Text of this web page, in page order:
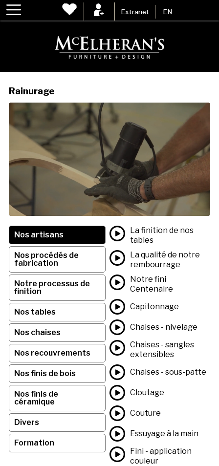
Extranet EN
Rainurage
Nos artisans
Nos procédés de
fabrication
Notre processus de
finition
Nos tables
Nos chaises
Nos recouvrements
Nos finis de bois
Nos finis de
céramique
Divers
Formation
La finition de nos
tables
La qualité de notre
rembourrage
Notre fini
Centenaire
Capitonnage
Chaises - nivelage
Chaises - sangles
extensibles
Chaises - sous-patte
Cloutage
Couture
Essuyage à la main
Fini - application
couleur